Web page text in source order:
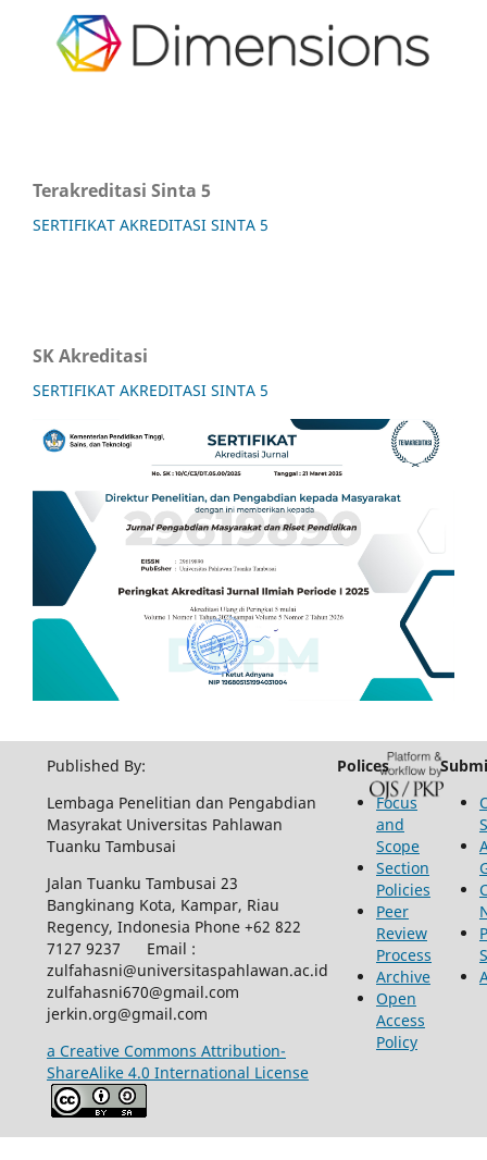
Terakreditasi Sinta 5
SERTIFIKAT AKREDITASI SINTA 5
SK Akreditasi
SERTIFIKAT AKREDITASI SINTA 5
Published By:
Lembaga Penelitian dan Pengabdian
Masyrakat Universitas Pahlawan
Tuanku Tambusai
Jalan Tuanku Tambusai 23
Bangkinang Kota, Kampar, Riau
Regency, Indonesia Phone +62 822
7127 9237 Email :
zulfahasni@universitaspahlawan.ac.id
zulfahasni670@gmail.com
jerkin.org@gmail.com
a Creative Commons Attribution-
ShareAlike 4.0 International License
Polices
Focus
and
Scope
Section
Policies
Peer
Review
Process
Archive
Open
Access
Policy